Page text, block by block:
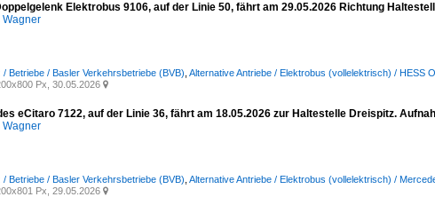
Elektrobus 9106, auf der Linie 50, fährt am 29.05.2026 Richtung
Wagner
/ Betriebe / Basler Verkehrsbetriebe (BVB) Alternative Antriebe / Elektrobus (vollelektrisch) / HESS
Px, 30.05.2026 
eCitaro 7122, auf der Linie 36, fährt am 18.05.2026 zur Haltestelle Dreispitz.
Wagner
/ Betriebe / Basler Verkehrsbetriebe (BVB) Alternative Antriebe / Elektrobus (vollelektrisch) /
Px, 29.05.2026 